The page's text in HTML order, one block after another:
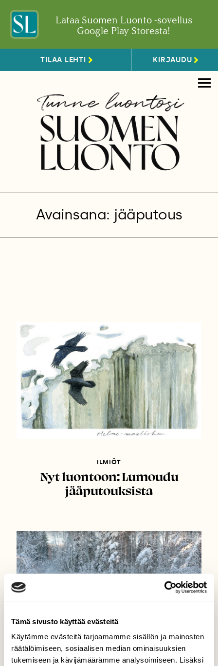
Tämä sivusto käyttää evästeitä
Käytämme evästeitä tarjoamamme sisällön ja mainosten
räätälöimiseen, sosiaalisen median ominaisuuksien
tukemiseen ja kävijämäärämme analysoimiseen. Lisäksi
Lataa Suomen Luonto -sovellus
Google Play Storesta!
TILAA LEHTI KIRJAUDU
Avainsana: jääputous
ILMIÖT
Nyt luontoon: Lumoudu
jääputouksista